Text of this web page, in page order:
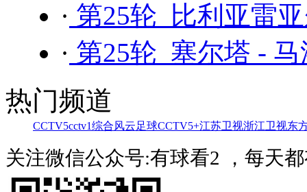
· 第25轮 比利亚雷
· 第25轮 塞尔塔 -
热门频道
CCTV5cctv1综合风云足球CCTV5+江苏卫视浙江卫视东
关注微信公众号:有球看2 ，每天